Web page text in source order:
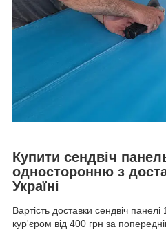
Купити сендвіч
односторонню з
Україні
Вартість доставки сендвіч
кур'єром від 400 грн за